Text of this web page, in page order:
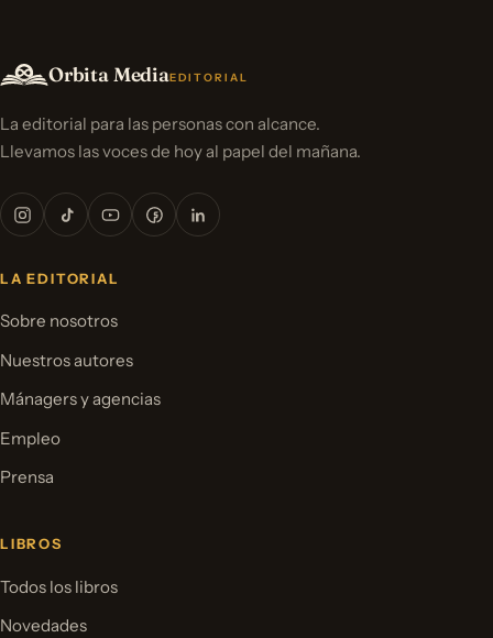
Orbita MediaEDITORIAL
La editorial para las personas con alcance.
Llevamos las voces de hoy al papel del mañana.
LA EDITORIAL
Sobre nosotros
Nuestros autores
Mánagers y agencias
Empleo
Prensa
LIBROS
Todos los libros
Novedades